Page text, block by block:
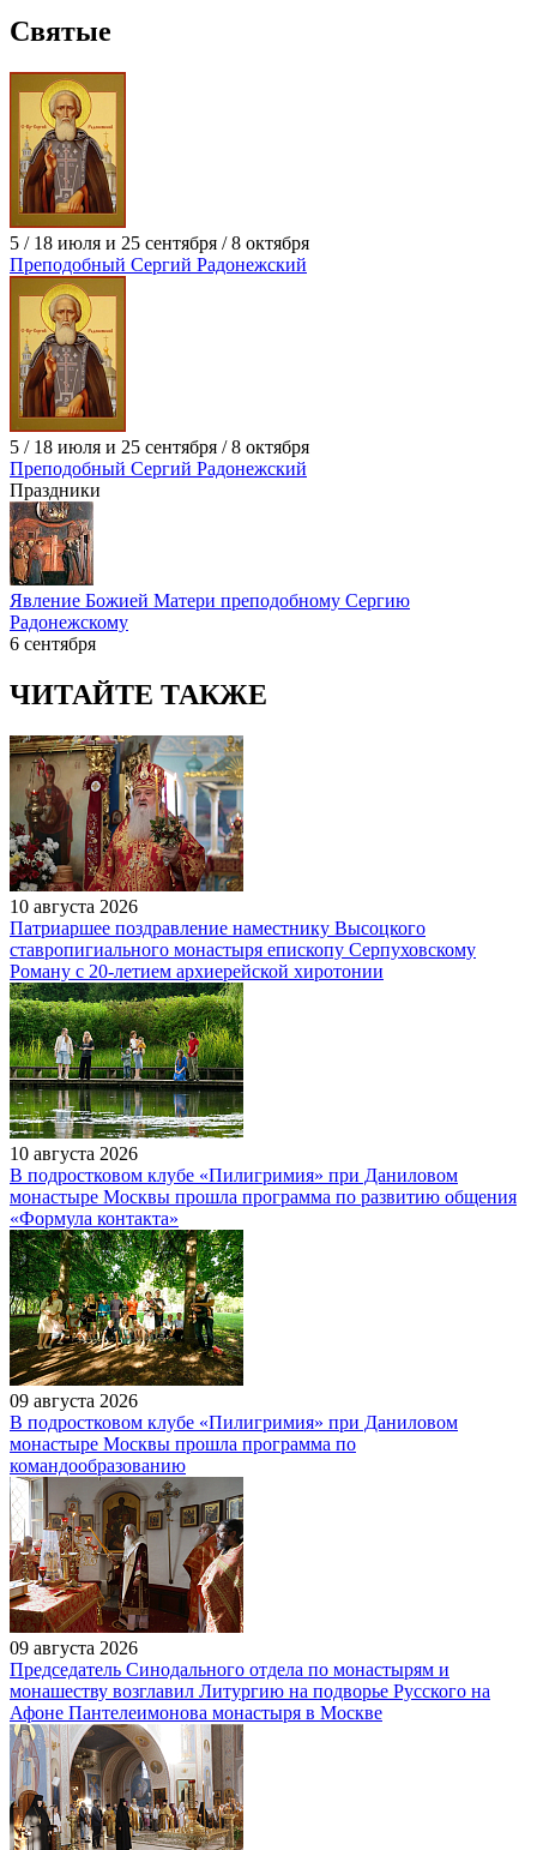
Святые
5 / 18 июля и 25 сентября / 8 октября
Преподобный Сергий Радонежский
5 / 18 июля и 25 сентября / 8 октября
Преподобный Сергий Радонежский
Праздники
Явление Божией Матери преподобному Сергию
Радонежскому
6 сентября
ЧИТАЙТЕ ТАКЖЕ
10 августа 2026
Патриаршее поздравление наместнику Высоцкого
ставропигиального монастыря епископу Серпуховскому
Роману с 20-летием архиерейской хиротонии
10 августа 2026
В подростковом клубе «Пилигримия» при Даниловом
монастыре Москвы прошла программа по развитию общения
«Формула контакта»
09 августа 2026
В подростковом клубе «Пилигримия» при Даниловом
монастыре Москвы прошла программа по
командообразованию
09 августа 2026
Председатель Синодального отдела по монастырям и
монашеству возглавил Литургию на подворье Русского на
Афоне Пантелеимонова монастыря в Москве